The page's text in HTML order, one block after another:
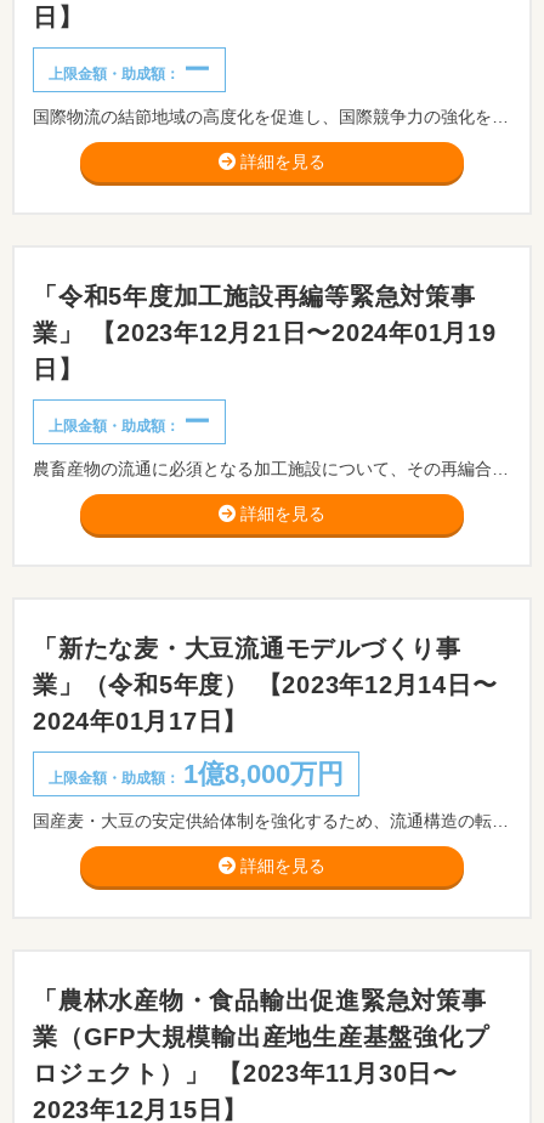
日】
上限金額・助成額： ー
詳細を見る
「令和5年度加工施設再編等緊急対策事
業」 【2023年12月21日〜2024年01月19
日】
上限金額・助成額： ー
詳細を見る
「新たな麦・大豆流通モデルづくり事
業」（令和5年度） 【2023年12月14日〜
2024年01月17日】
上限金額・助成額： 1億8,000万円
詳細を見る
「農林水産物・食品輸出促進緊急対策事
業（GFP大規模輸出産地生産基盤強化プ
ロジェクト）」 【2023年11月30日〜
2023年12月15日】